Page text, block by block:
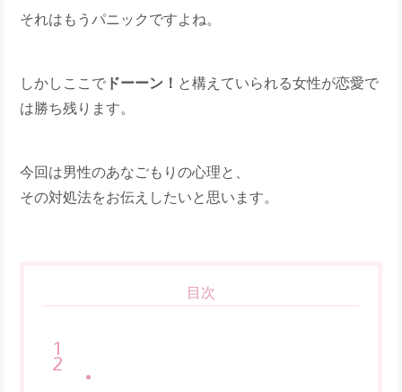
それはもうパニックですよね。
しかしここで ドーーン！ と構えていられる女性が恋愛で
は勝ち残ります。
今回は男性のあなごもりの心理と、
その対処法をお伝えしたいと思います。
目次